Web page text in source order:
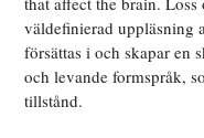
väldefinierad uppläsning
försättas i och skapar en
och levande formspråk,
tillstånd.